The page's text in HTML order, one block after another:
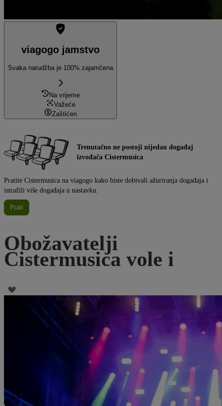
viagogo jamstvo
Svaka narudžba je 100% zajamčena
Na vrijeme
Važeće
Zaštićen
Trenutačno ne postoji nijedan događaj
izvođača Cistermusica
Pratite Cistermusica na viagogo kako biste dobivali ažuriranja događaja i
istražili više događaja u nastavku.
Prati
Obožavatelji
Cistermusica vole i